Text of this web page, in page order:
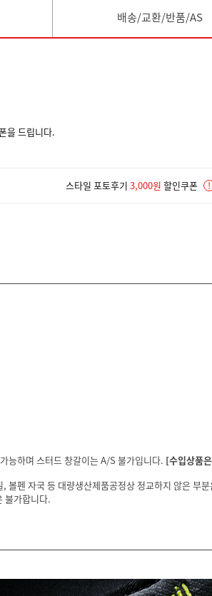
배송/교환/반품/AS
을 드립니다.
스타일 포토후기 3,000원 할인쿠폰 !
능하며 스터드 창갈이는 A/S 불가입니다. [수입상품
볼펜 자국 등 대량생산제품공정상 정교하지 않은 부
불가합니다.